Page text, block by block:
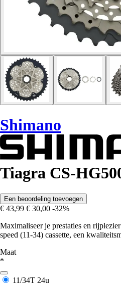
Shimano
Tiagra CS-
Een beoordeling toevoegen
€ 43,99 € 30,00 -32%
Maximaliseer je prestaties en
speed (11-34) cassette, een
Maat
*
11/34T 24u